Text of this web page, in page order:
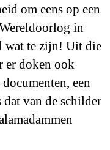
om eens op een
in
wat te zijn! Uit die
er doken ook
een
van de schilder